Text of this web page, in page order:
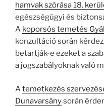
hamvak szórása 18.
egészségügyi és
A koporsós temetés Gyál
konzultáció során
betartják-e ezeket a
a jogszabályoknak való
Atemetkezés
Dunavarsánysorán